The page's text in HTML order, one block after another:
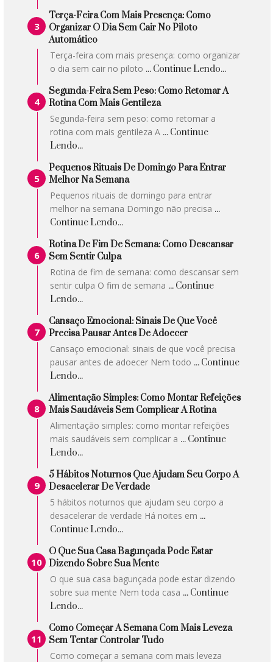
Terça-Feira Com Mais Presença: Como
Organizar O Dia Sem Cair No Piloto
Automático
Terça-feira com mais presença: como organizar
o dia sem cair no piloto ... Continue Lendo...
Segunda-Feira Sem Peso: Como Retomar A
Rotina Com Mais Gentileza
Segunda-feira sem peso: como retomar a
rotina com mais gentileza A ... Continue
Lendo...
Pequenos Rituais De Domingo Para Entrar
Melhor Na Semana
Pequenos rituais de domingo para entrar
melhor na semana Domingo não precisa ...
Continue Lendo...
Rotina De Fim De Semana: Como Descansar
Sem Sentir Culpa
Rotina de fim de semana: como descansar sem
sentir culpa O fim de semana ... Continue
Lendo...
Cansaço Emocional: Sinais De Que Você
Precisa Pausar Antes De Adoecer
Cansaço emocional: sinais de que você precisa
pausar antes de adoecer Nem todo ... Continue
Lendo...
Alimentação Simples: Como Montar Refeições
Mais Saudáveis Sem Complicar A Rotina
Alimentação simples: como montar refeições
mais saudáveis sem complicar a ... Continue
Lendo...
5 Hábitos Noturnos Que Ajudam Seu Corpo A
Desacelerar De Verdade
5 hábitos noturnos que ajudam seu corpo a
desacelerar de verdade Há noites em ...
Continue Lendo...
O Que Sua Casa Bagunçada Pode Estar
Dizendo Sobre Sua Mente
O que sua casa bagunçada pode estar dizendo
sobre sua mente Nem toda casa ... Continue
Lendo...
Como Começar A Semana Com Mais Leveza
Sem Tentar Controlar Tudo
Como começar a semana com mais leveza